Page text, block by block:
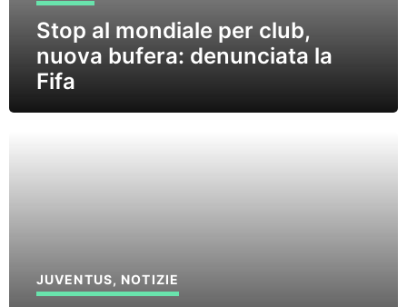
Stop al mondiale per club,
nuova bufera: denunciata la
Fifa
JUVENTUS, NOTIZIE